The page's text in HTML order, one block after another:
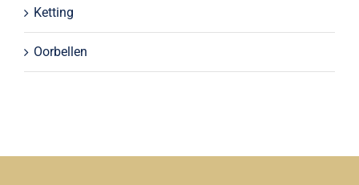
Ketting
Oorbellen